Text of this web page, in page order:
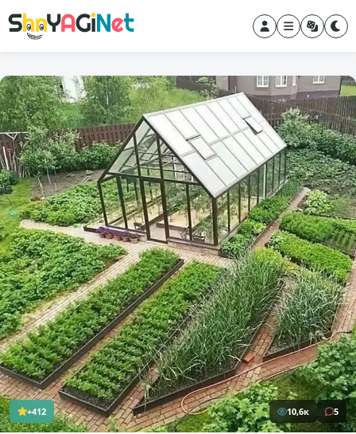
+412 10,6к 5